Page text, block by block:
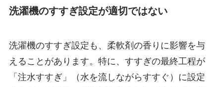
洗濯機のすすぎ設定が適切ではない
洗濯機のすすぎ設定も、柔軟剤の香りに影響を与
えることがあります。特に、すすぎの最終工程が
「注水すすぎ」（水を流しながらすすぐ）に設定